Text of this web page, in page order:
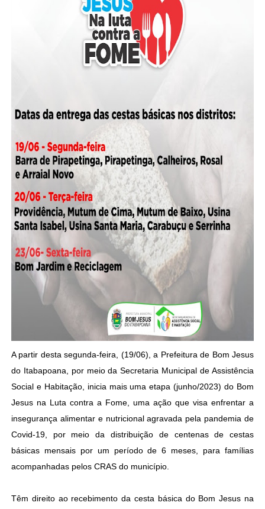
A partir desta segunda-feira, (19/06), a Prefeitura de Bom Jesus
do Itabapoana, por meio da Secretaria Municipal de Assistência
Social e Habitação, inicia mais uma etapa (junho/2023) do Bom
Jesus na Luta contra a Fome, uma ação que visa enfrentar a
insegurança alimentar e nutricional agravada pela pandemia de
Covid-19, por meio da distribuição de centenas de cestas
básicas mensais por um período de 6 meses, para famílias
acompanhadas pelos CRAS do município.
Têm direito ao recebimento da cesta básica do Bom Jesus na